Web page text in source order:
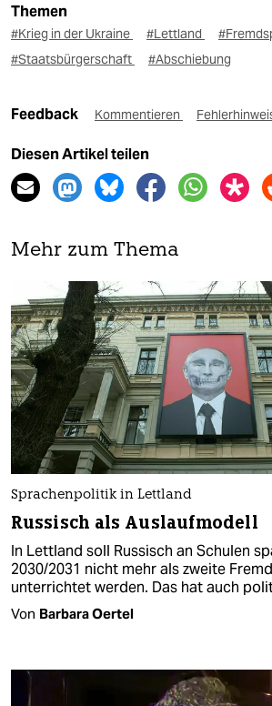
Themen
#Krieg in der Ukraine #Lettland
#Staatsbürgerschaft
#Abschiebung
Feedback Kommentieren
Diesen Artikel teilen
Mehr zum Thema
Sprachenpolitik in Lettland
Russisch als Auslaufmodell
In Lettland soll Russisch an Schulen
2030/2031 nicht mehr als zweite
unterrichtet werden. Das hat auch
Von Barbara Oertel